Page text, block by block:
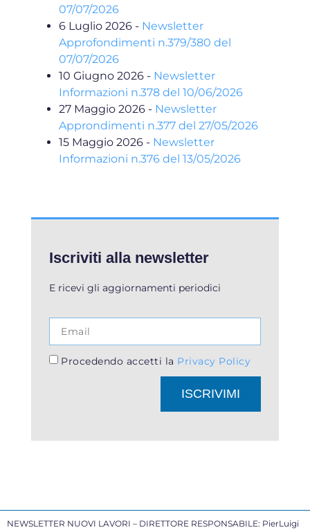
07/07/2026
6 Luglio 2026 - Newsletter
Approfondimenti n.379/380 del
07/07/2026
10 Giugno 2026 - Newsletter
Informazioni n.378 del 10/06/2026
27 Maggio 2026 - Newsletter
Approndimenti n.377 del 27/05/2026
15 Maggio 2026 - Newsletter
Informazioni n.376 del 13/05/2026
Iscriviti alla newsletter
E ricevi gli aggiornamenti periodici
Procedendo accetti la Privacy Policy
ISCRIVIMI
NEWSLETTER NUOVI LAVORI – DIRETTORE RESPONSABILE: PierLuigi